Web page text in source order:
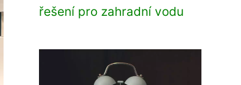
řešení pro zahradní vodu